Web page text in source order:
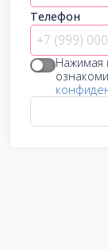
Телефон
Нажимая